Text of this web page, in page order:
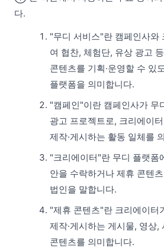
다.
"무디 서비스"란 캠페인사와
여 협찬, 체험단, 유상 광고
콘텐츠를 기획·운영할 수 있
플랫폼을 의미합니다.
"캠페인"이란 캠페인사가 무
광고 프로젝트로, 크리에이
제작·게시하는 활동 일체를
"크리에이터"란 무디 플랫폼
안을 수락하거나 제휴 콘텐
법인을 말합니다.
"제휴 콘텐츠"란 크리에이터
제작·게시하는 게시물, 영상,
콘텐츠를 의미합니다.